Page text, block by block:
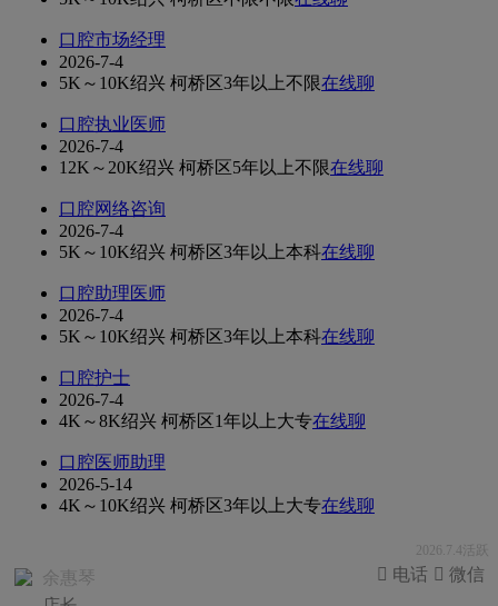
口腔市场经理
2026-7-4
5K～10K绍兴 柯桥区3年以上不限在线聊
口腔执业医师
2026-7-4
12K～20K绍兴 柯桥区5年以上不限在线聊
口腔网络咨询
2026-7-4
5K～10K绍兴 柯桥区3年以上本科在线聊
口腔助理医师
2026-7-4
5K～10K绍兴 柯桥区3年以上本科在线聊
口腔护士
2026-7-4
4K～8K绍兴 柯桥区1年以上大专在线聊
口腔医师助理
2026-5-14
4K～10K绍兴 柯桥区3年以上大专在线聊
2026.7.4活跃
余惠琴
 微信
 电话